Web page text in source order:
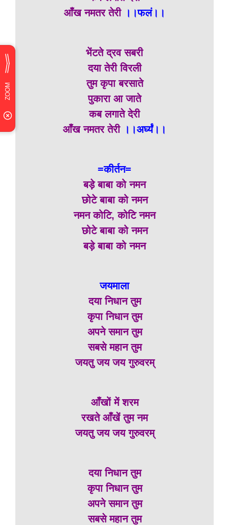
आँख नमतर तेरी।।फलं।।
भेंटते द्रव सबरी
दया तेरी विरली
तुम कृपा बरसाते
पुकारा आ जाते
कब लगाते देरी
आँख नमतर तेरी ।।अर्घ्यं।।
=कीर्तन=
बड़े बाबा को नमन
छोटे बाबा को नमन
नमन कोटि, कोटि नमन
छोटे बाबा को नमन
बड़े बाबा को नमन
जयमाला
दया निधान तुम
कृपा निधान तुम
अपने समान तुम
सबसे महान तुम
जयतु जय जय गुरुवरम्
आँखों में शरम
रखते आँखें तुम नम
जयतु जय जय गुरुवरम्
दया निधान तुम
कृपा निधान तुम
अपने समान तुम
सबसे महान तुम